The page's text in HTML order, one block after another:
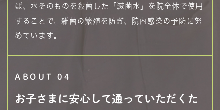
ば、水そのものを殺菌した「滅菌水」を院全体で使用
することで、雑菌の繁殖を防ぎ、院内感染の予防に努
めています。
ABOUT 04
お子さまに安心して通っていただくた